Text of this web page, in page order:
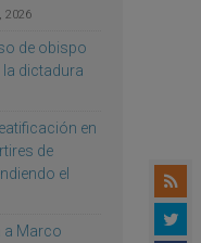
2026
de obispo
dictadura
en
de
el
a Marco